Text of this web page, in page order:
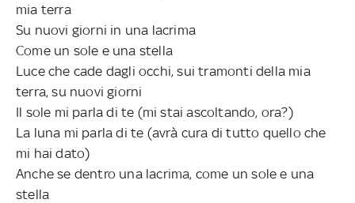
mia terra
Su nuovi giorni in una lacrima
Come un sole e una stella
Luce che cade dagli occhi, sui tramonti della mia
terra, su nuovi giorni
Il sole mi parla di te (mi stai ascoltando, ora?)
La luna mi parla di te (avrà cura di tutto quello che
mi hai dato)
Anche se dentro una lacrima, come un sole e una
stella